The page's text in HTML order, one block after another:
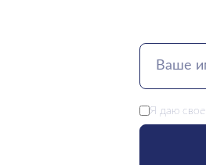
Я даю свое